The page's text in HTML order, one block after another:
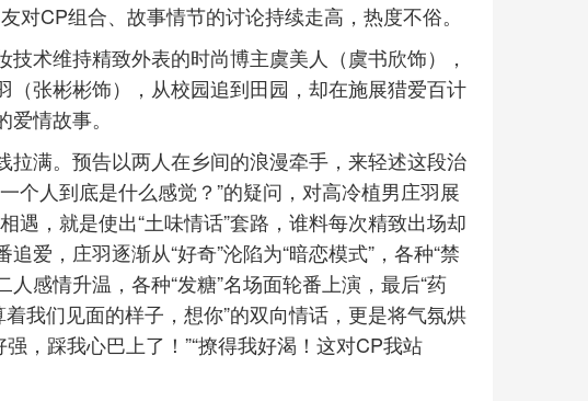
对CP组合、故事情节的讨论持续走高，热度不俗。
技术维持精致外表的时尚博主虞美人（虞书欣饰），
张彬彬饰），从校园追到田园，却在施展猎爱百计
情故事。
拉满。预告以两人在乡间的浪漫牵手，来轻述这段治
个人到底是什么感觉？”的疑问，对高冷植男庄羽展
遇，就是使出“土味情话”套路，谁料每次精致出场却
爱，庄羽逐渐从“好奇”沦陷为“暗恋模式”，各种“禁
人感情升温，各种“发糖”名场面轮番上演，最后“药
我们见面的样子，想你”的双向情话，更是将气氛烘
，踩我心巴上了！”“撩得我好渴！这对CP我站